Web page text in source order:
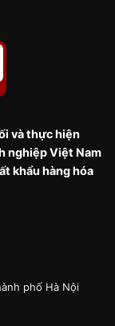
và thực hiện
nghiệp Việt Nam
khẩu hàng hóa
phố Hà Nội